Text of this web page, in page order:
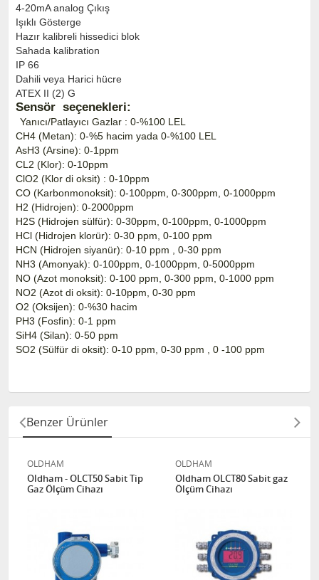
4-20mA analog Çıkış
Işıklı Gösterge
Hazır kalibreli hissedici blok
Sahada kalibration
IP 66
Dahili veya Harici hücre
ATEX II (2) G
Sensör seçenekleri:
Yanıcı/Patlayıcı Gazlar : 0-%100 LEL
CH4 (Metan): 0-%5 hacim yada 0-%100 LEL
AsH3 (Arsine): 0-1ppm
CL2 (Klor): 0-10ppm
ClO2 (Klor di oksit) : 0-10ppm
CO (Karbonmonoksit): 0-100ppm, 0-300ppm, 0-1000ppm
H2 (Hidrojen): 0-2000ppm
H2S (Hidrojen sülfür): 0-30ppm, 0-100ppm, 0-1000ppm
HCl (Hidrojen klorür): 0-30 ppm, 0-100 ppm
HCN (Hidrojen siyanür): 0-10 ppm , 0-30 ppm
NH3 (Amonyak): 0-100ppm, 0-1000ppm, 0-5000ppm
NO (Azot monoksit): 0-100 ppm, 0-300 ppm, 0-1000 ppm
NO2 (Azot di oksit): 0-10ppm, 0-30 ppm
O2 (Oksijen): 0-%30 hacim
PH3 (Fosfin): 0-1 ppm
SiH4 (Silan): 0-50 ppm
SO2 (Sülfür di oksit): 0-10 ppm, 0-30 ppm , 0 -100 ppm
Benzer Ürünler
OLDHAM
Oldham - OLCT50 Sabit Tip
Gaz Ölçüm Cihazı
OLDHAM
Oldham OLCT80 Sabit gaz
Ölçüm Cihazı